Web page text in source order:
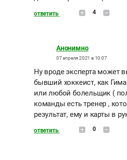
ответить 4
Анонимно
07 апреля 2021 в 10:07
Ну вроде эксперта может
бывший хоккеист, как
или любой болельщик (
команды есть тренер ,
результат, ему и карты в
ответить 0